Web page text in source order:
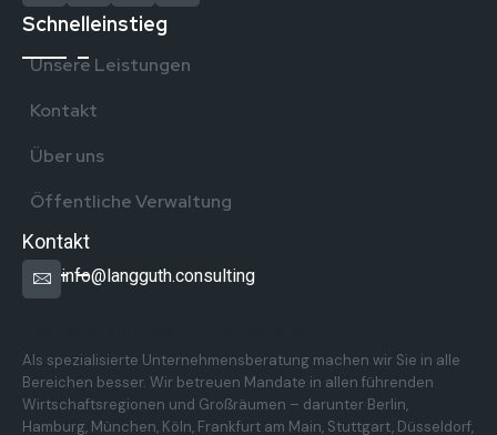
Schnelleinstieg
Unsere Leistungen
Kontakt
Über uns
Öffentliche Verwaltung
Kontakt
info@langguth.consulting
Als spezialisierte Unternehmensberatung machen wir Sie in alle
Bereichen besser. Wir betreuen Mandate in allen führenden
Wirtschaftsregionen und Großräumen – darunter Berlin,
Hamburg, München, Köln, Frankfurt am Main, Stuttgart, Düsseldorf,